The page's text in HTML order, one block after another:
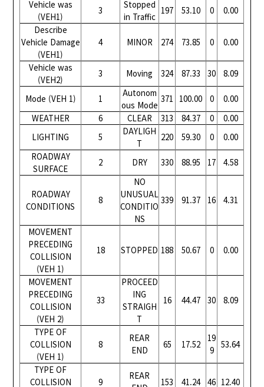
Vehicle was
(VEH1)
3
Stopped
in Traffic
197 53.10 0
0.00
Describe
Vehicle Damage
(VEH1)
4 MINOR 274 73.85 0 0.00
Vehicle was
(VEH2)
3 Moving 324 87.33 30 8.09
Mode (VEH 1) 1
Autonom
ous Mode
371 100.00 0
0.00
WEATHER
6 CLEAR 313 84.37 0
0.00
LIGHTING
5
DAYLIGH
T
220 59.30 0
0.00
ROADWAY
SURFACE
2 DRY 330 88.95 17 4.58
ROADWAY
CONDITIONS
8
NO
UNUSUAL
CONDITIO
NS
339 91.37 16 4.31
MOVEMENT
PRECEDING
COLLISION
(VEH 1)
18 STOPPED 188 50.67 0 0.00
MOVEMENT
PRECEDING
COLLISION
(VEH 2)
33
PROCEED
ING
STRAIGH
T
16 44.47 30 8.09
TYPE OF
COLLISION
(VEH 1)
8
REAR
END
65 17.52
19
9
53.64
TYPE OF
COLLISION
9
REAR
153 41.24 46 12.40